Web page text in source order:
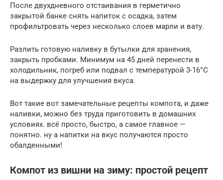
После двухдневного отстаивания в герметично
закрытой банке снять напиток с осадка, затем
профильтровать через несколько слоев марли и вату.
Разлить готовую наливку в бутылки для хранения,
закрыть пробками. Минимум на 45 дней перенести в
холодильник, погреб или подвал с температурой 3-16°C
на выдержку для улучшения вкуса.
Вот такие вот замечательные рецепты компота, и даже
наливки, можно без труда приготовить в домашних
условиях. всё просто, быстро, а самое главное —
понятно. ну а напитки на вкус получаются просто
обалденными!
Компот из вишни на зиму: простой рецепт